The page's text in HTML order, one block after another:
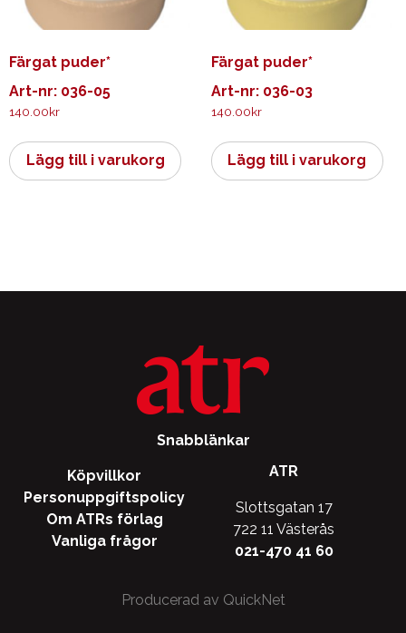
Färgat puder*
Art-nr: 036-05
140.00kr
Lägg till i varukorg
Färgat puder*
Art-nr: 036-03
140.00kr
Lägg till i varukorg
Snabblänkar
Köpvillkor
Personuppgiftspolicy
Om ATRs förlag
Vanliga frågor
ATR
Slottsgatan 17
722 11 Västerås
021-470 41 60
Producerad av QuickNet